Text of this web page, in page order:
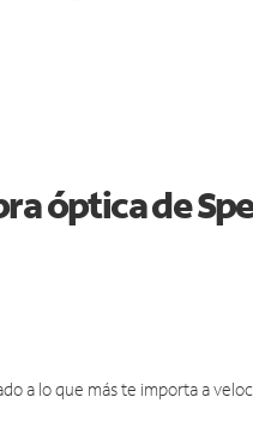
óptica de
a lo que más te importa a